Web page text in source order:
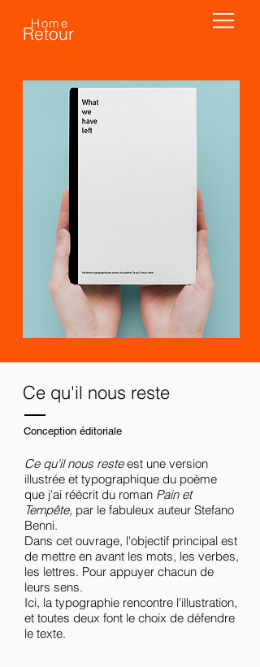
Home
Retour
Ce qu'il nous reste
Conception éditoriale
Ce qu'il nous resteest une version
illustrée et typographique du poème
que j'ai réécrit du roman Pain et
Tempête, par le fabuleux auteur Stefano
Benni.
Dans cet ouvrage, l'objectif principal est
de mettre en avant les mots, les verbes,
les lettres. Pour appuyer chacun de
leurs sens.
Ici, la typographie rencontre l'illustration,
et toutes deux font le choix de défendre
le texte.